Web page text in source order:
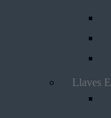
Llaves